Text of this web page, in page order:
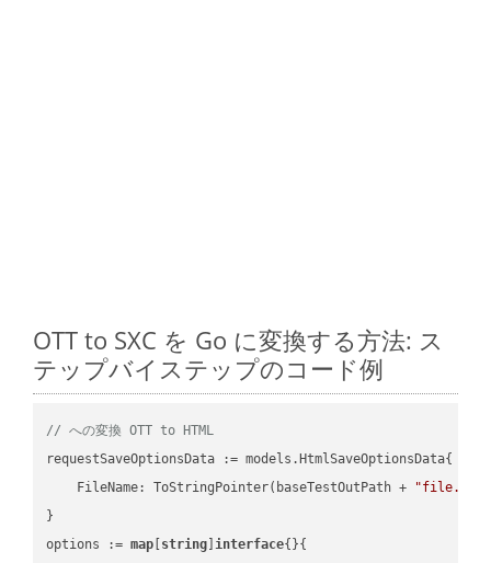
OTT to SXC を Go に変換する方法: ス
テップバイステップのコード例
// への変換 OTT to HTML
requestSaveOptionsData := models.HtmlSaveOptionsData{
    FileName: ToStringPointer(baseTestOutPath +
"file.OTT"
}
options := map string ]interface{}{